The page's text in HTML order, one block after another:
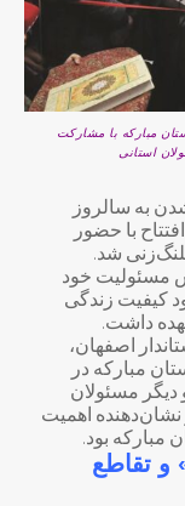
مبارکه با مشارکت
استانی
شدن به سالروز
با حضور
شد.
مسئولیت خود
کیفیت زندگی
داشت.
اصفهان،
مبارکه در
مسئولان
اهمیت
مبارکه بود.
و تقاطع